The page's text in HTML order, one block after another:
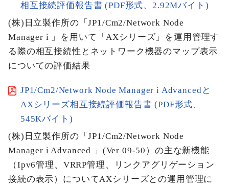
相互接続評価報告書 (PDF形式、2.92Mバイト)
(株)日立製作所の「JP1/Cm2/Network Node
Manager i 」を用いて「AXシリーズ」を運用管理す
る際の相互接続性とネットワーク機器のマップ表示
についての評価結果
JP1/Cm2/Network Node Manager i Advancedと
AXシリーズ相互接続評価報告書 (PDF形式、
545Kバイト)
(株)日立製作所の「JP1/Cm2/Network Node
Manager i Advanced 」(Ver 09-50）の主な新機能
（Ipv6管理、VRRP管理、リンクアグリゲーション
接続の表示）についてAXシリーズとの運用管理に